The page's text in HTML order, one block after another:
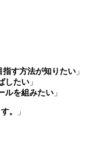
す方法が知りたい 」
したい 」
ルを組みたい 」
。 」